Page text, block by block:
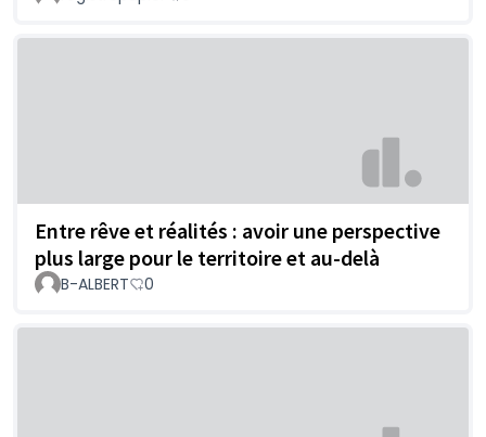
Entre rêve et réalités : avoir une perspective
plus large pour le territoire et au-delà
B-ALBERT 0